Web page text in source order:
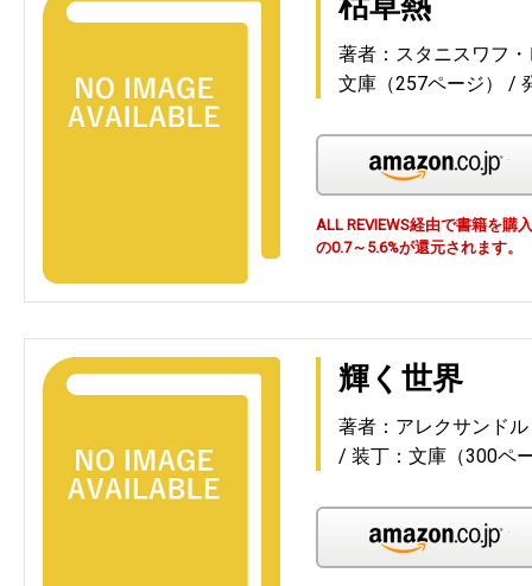
著者：スタニスワフ
文庫（257ページ）
ALL REVIEWS経由で書籍を購
の0.7～5.6%が還元されます。
輝く世界
著者：アレクサンド
装丁：文庫（300ペ